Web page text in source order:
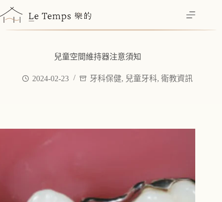
至
主
兒童空間維持器注意須知
2024-02-23 牙科保健, 兒童牙科,衛教資訊